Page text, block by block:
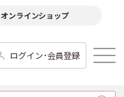
オンラインショップ
ログイン･会員登録